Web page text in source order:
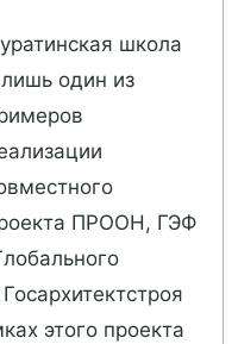
школа
один из
ПРООН, ГЭФ
этого проекта